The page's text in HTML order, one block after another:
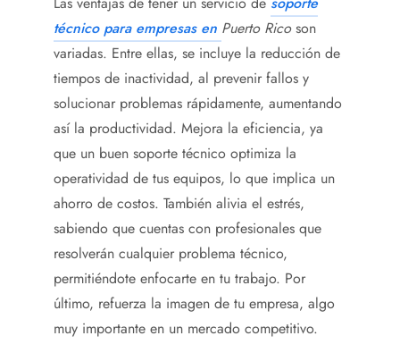
técnico para empresas en Puerto Ricoson
variadas. Entre ellas, se incluye la reducción de
tiempos de inactividad, al prevenir fallos y
solucionar problemas rápidamente, aumentando
así la productividad. Mejora la eficiencia, ya
que un buen soporte técnico optimiza la
operatividad de tus equipos, lo que implica un
ahorro de costos. También alivia el estrés,
sabiendo que cuentas con profesionales que
resolverán cualquier problema técnico,
permitiéndote enfocarte en tu trabajo. Por
último, refuerza la imagen de tu empresa, algo
muy importante en un mercado competitivo.